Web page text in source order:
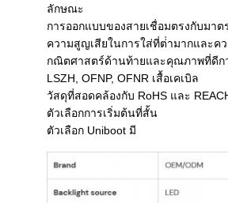
ลักษณะ
การออกแบบของสายเชื่อมตรงกับมาต
ความสูญเสียในการใส่ที่ต่ํามากและค
กณิตศาสตร์ด้านท้ายและคุณภาพที่ดีก
LSZH, OFNP, OFNR เสื้อเคเบิล
วัสดุที่สอดคล้องกับ RoHS และ
ตัวเลือกการเริ่มต้นที่สั้น
ตัวเลือก Uniboot มี